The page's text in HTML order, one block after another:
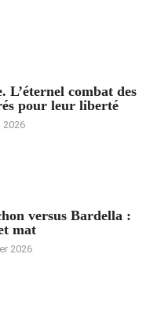
L’éternel combat des
pour leur liberté
2026
versus Bardella :
mat
2026